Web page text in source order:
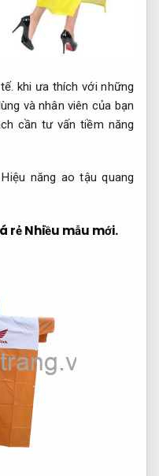
khi ưa thích với những
và nhân viên của bạn
cần tư vấn tiềm năng
Hiệu năng ao tậu quang
rẻNhiều mẫu mới.